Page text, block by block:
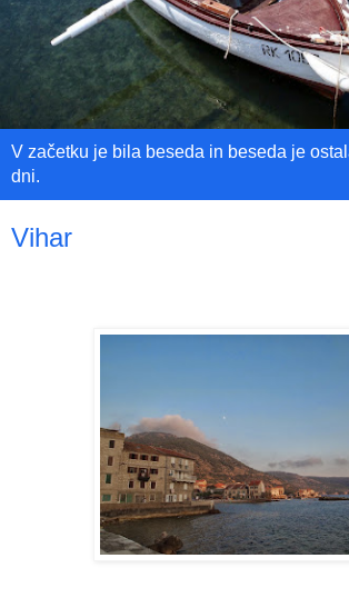
V začetku je bila beseda in beseda je
dni.
Vihar